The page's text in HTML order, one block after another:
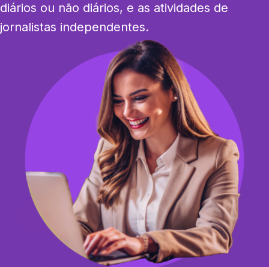
diários ou não diários, e as atividades de
jornalistas independentes.